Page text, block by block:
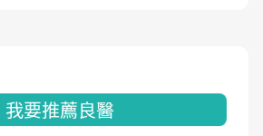
我要推薦良醫